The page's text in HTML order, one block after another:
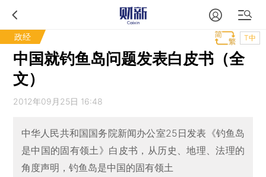
政经 T中
中国就钓鱼岛问题发表白皮书（全
文）
2012年09月25日 16:48
中华人民共和国国务院新闻办公室25日发表《钓鱼岛
是中国的固有领土》白皮书，从历史、地理、法理的
角度声明，钓鱼岛是中国的固有领土